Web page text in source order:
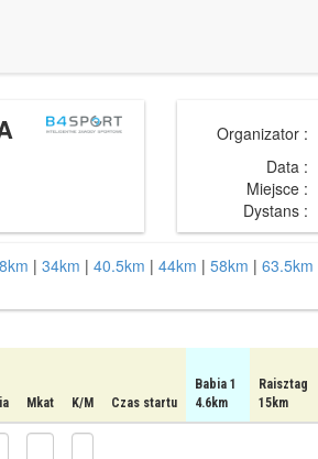
Organizator :
Data :
Miejsce :
Dystans :
| 34km | 40.5km | 44km | 58km | 63.5km
Mkat K/M Czas startu
Babia 1
4.6km
Raisztag
15km